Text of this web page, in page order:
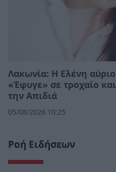
Λακωνία: Η Ελένη
«Έφυγε» σε τροχαίο
την Απιδιά
05/08/2026 10:25
Ροή Ειδήσεων